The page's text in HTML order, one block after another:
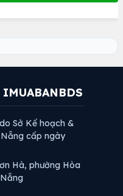
Sở Kế hoạch &
cấp ngày
Hà, phường Hòa